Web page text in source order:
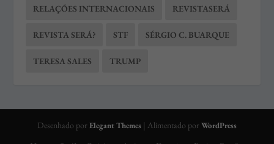
RELAÇÕES INTERNACIONAIS REVISTASERÁ
REVISTA SERÁ? STF SÉRGIO C. BUARQUE
TERESA SALES TRUMP
Desenhado por Elegant Themes | Alimentado por WordPress